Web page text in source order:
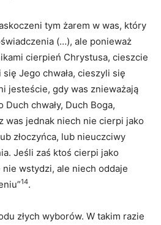
tym żarem w was, który
(…), ale ponieważ
cierpień Chrystusa, cieszcie
Jego chwała, cieszyli się
jesteście, gdy was znieważają
chwały, Duch Boga,
was jednak niech nie cierpi jako
złoczyńca, lub nieuczciwy
Jeśli zaś ktoś cierpi jako
wstydzi, ale niech oddaje
14.
złych wyborów. W takim razie